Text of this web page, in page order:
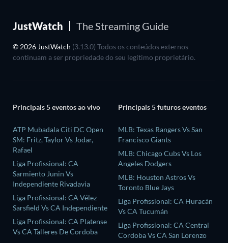
JustWatch The Streaming Guide
© 2026 JustWatch (3.13.0) Todos os conteúdos externos
continuam a ser propriedade do seu legítimo proprietário.
Principais 5 eventos ao vivo
ATP Mubadala Citi DC Open
SM: Fritz, Taylor Vs Jodar,
Rafael
Liga Profissional: CA
Sarmiento Junin Vs
Independiente Rivadavia
Liga Profissional: CA Vélez
Sarsfield Vs CA Independiente
Liga Profissional: CA Platense
Vs CA Talleres De Cordoba
Principais 5 futuros eventos
MLB: Texas Rangers Vs San
Francisco Giants
MLB: Chicago Cubs Vs Los
Angeles Dodgers
MLB: Houston Astros Vs
Toronto Blue Jays
Liga Profissional: CA Huracán
Vs CA Tucumán
Liga Profissional: CA Central
Cordoba Vs CA San Lorenzo